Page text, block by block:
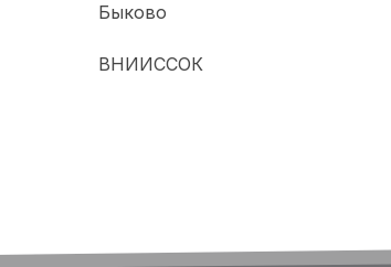
Быково
ВНИИССОК